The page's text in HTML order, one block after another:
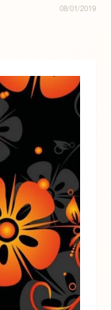
08/01/2019